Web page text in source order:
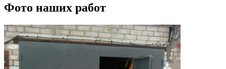
Фото наших работ